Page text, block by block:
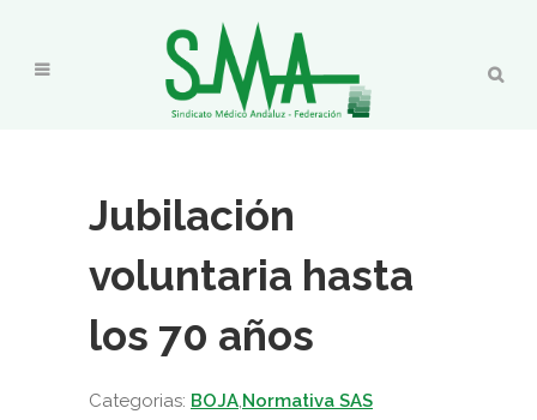
Jubilación
voluntaria hasta
los 70 años
Categorias: BOJA,Normativa SAS